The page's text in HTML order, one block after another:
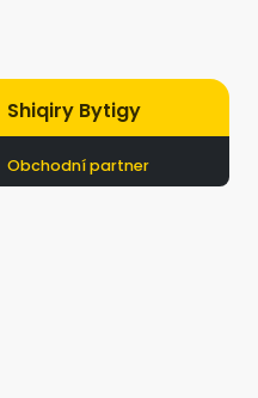
Shiqiry Bytigy
Obchodní partner